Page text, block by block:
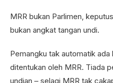
MRR bukan Parlimen,
bukan angkat tangan undi.
Pemangku tak automatik ada
ditentukan oleh MRR. Tiada
undian – selagi MRR tak